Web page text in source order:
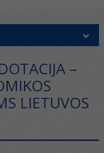
–
LIETUVOS